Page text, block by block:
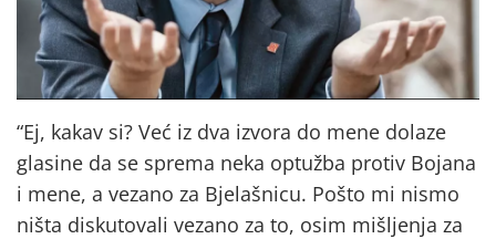
“Ej, kakav si? Već iz dva izvora do mene dolaze
glasine da se sprema neka optužba protiv Bojana
i mene, a vezano za Bjelašnicu. Pošto mi nismo
ništa diskutovali vezano za to, osim mišljenja za